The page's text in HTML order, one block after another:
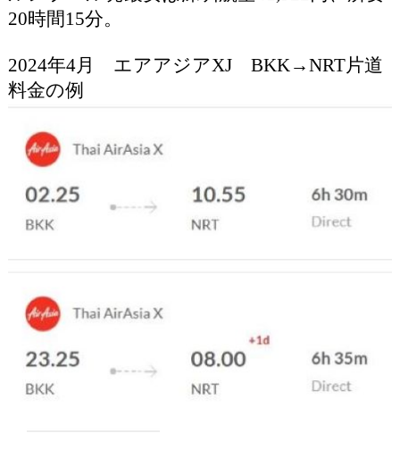
20時間15分。
2024年4月 エアアジアXJ BKK→NRT片道
料金の例